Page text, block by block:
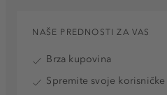
NAŠE PREDNOSTI ZA VAS
Brza kupovina
Spremite svoje